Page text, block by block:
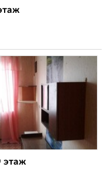
этаж